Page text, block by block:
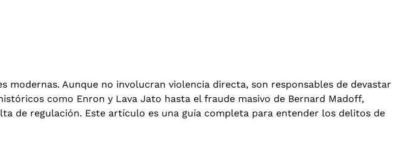
modernas. Aunque no involucran violencia directa, son responsables de devastar
como Enron y Lava Jato hasta el fraude masivo de Bernard Madoff,
de regulación. Este artículo es una guía completa para entender los delitos de